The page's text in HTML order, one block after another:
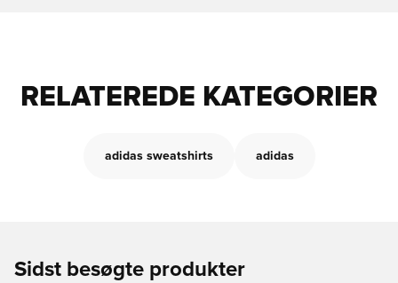
RELATEREDE KATEGORIER
adidas sweatshirts adidas
Sidst besøgte produkter